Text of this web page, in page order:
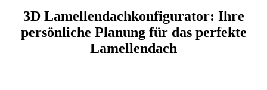
3D Lamellendachkonfigurator: Ihre
persönliche Planung für das perfekte
Lamellendach